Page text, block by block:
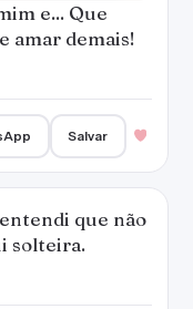
e... Que
amar demais!
Salvar
que não
solteira.